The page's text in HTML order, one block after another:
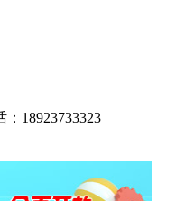
18923733323